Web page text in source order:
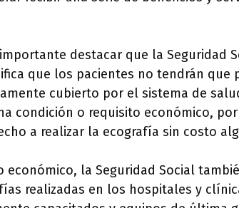
destacar que la Seguridad
que los pacientes no tendrán que
cubierto por el sistema de
condición o requisito económico,
a realizar la ecografía sin costo
económico, la Seguridad Social
realizadas en los hospitales y